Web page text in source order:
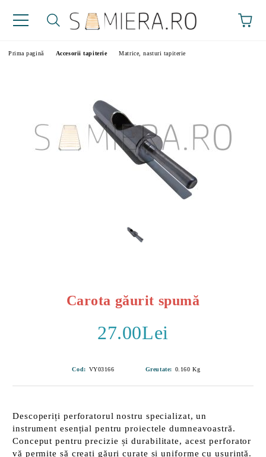
Prima pagină Accesorii tapiterie Matrice, nasturi tapiterie
Carota găurit spumă
27.00Lei
Cod: VY03166 Greutate: 0.160 Kg
Descoperiți perforatorul nostru specializat, un
instrument esențial pentru proiectele dumneavoastră.
Conceput pentruprecizie și durabilitate, acest perforator
vă permite să creați găuri curate și uniforme cu ușurință.